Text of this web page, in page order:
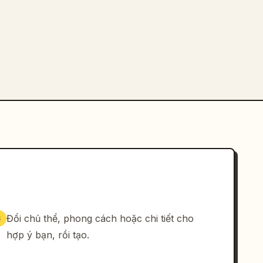
Đổi chủ thể, phong cách hoặc chi tiết cho
hợp ý bạn, rồi tạo.